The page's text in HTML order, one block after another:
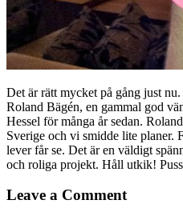
Det är rätt mycket på gång just
Roland Bägén, en gammal god
Hessel för många år sedan.
Sverige och vi smidde lite planer.
lever får se. Det är en väldigt
och roliga projekt. Håll utkik!
Leave a Comment